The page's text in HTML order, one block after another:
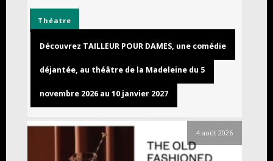
Théatre
Découvrez TAILLEUR POUR DAMES, une comédie
déjantée, au théâtre de la Madeleine du 5
novembre 2026 au 10 janvier 2027
4 août 2026